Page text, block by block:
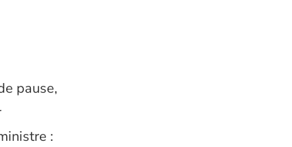
pause,
: